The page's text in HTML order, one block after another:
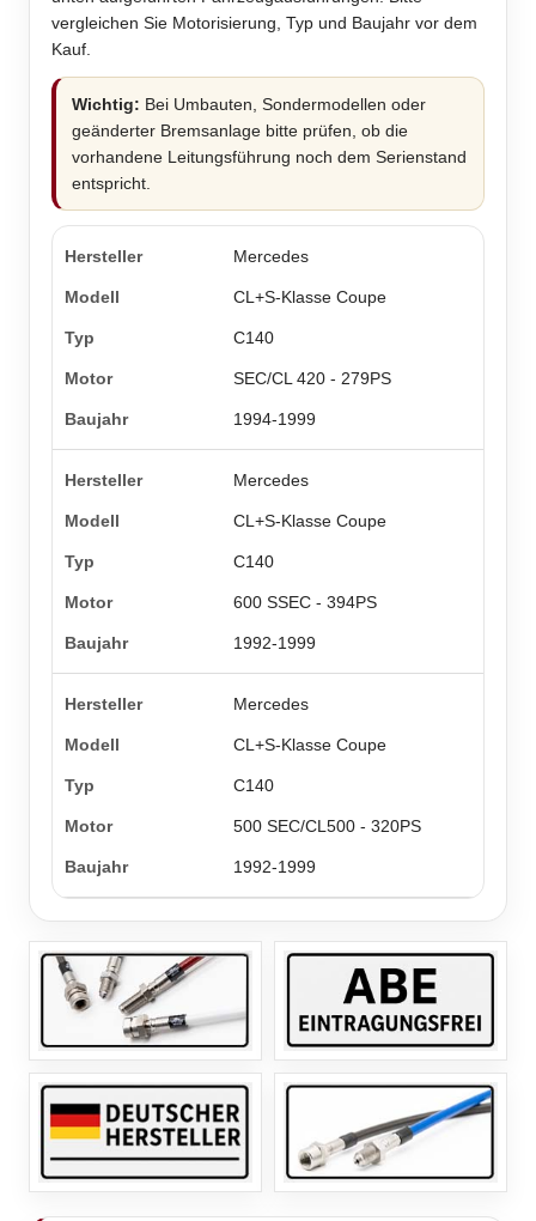
vergleichen Sie Motorisierung, Typ und Baujahr vor dem
Kauf.
Wichtig: Bei Umbauten, Sondermodellen oder
geänderter Bremsanlage bitte prüfen, ob die
vorhandene Leitungsführung noch dem Serienstand
entspricht.
Mercedes
CL+S-Klasse Coupe
C140
SEC/CL 420 - 279PS
1994-1999
Mercedes
CL+S-Klasse Coupe
C140
600 SSEC - 394PS
1992-1999
Mercedes
CL+S-Klasse Coupe
C140
500 SEC/CL500 - 320PS
1992-1999